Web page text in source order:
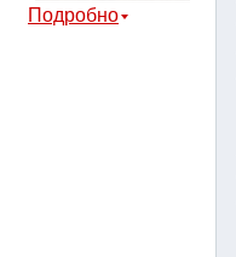
Подробно